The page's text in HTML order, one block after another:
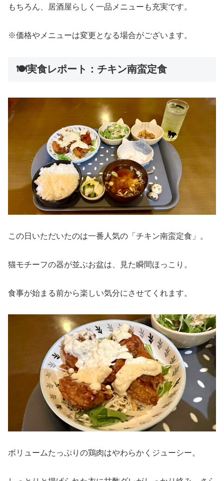
もちろん、居酒屋らしく一品メニューも充実です。
※価格やメニューは変更となる場合がございます。
🍽️実食レポート：チキン南蛮定食
この日いただいたのは一番人気の「チキン南蛮定食」。
猫モチーフの器が並ぶお盆は、見た瞬間ほっこり。
食事が始まる前から楽しい気分にさせてくれます。
ボリュームたっぷりの鶏肉はやわらかくジューシー。